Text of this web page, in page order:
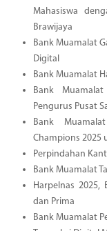
Mahasiswa
Brawijaya
Bank Muamalat
Digital
Bank Muamalat
Bank
Pengurus Pusat
Bank
Champions 2025
Perpindahan
Bank Muamalat
Harpelnas 2025,
dan Prima
Bank Muamalat